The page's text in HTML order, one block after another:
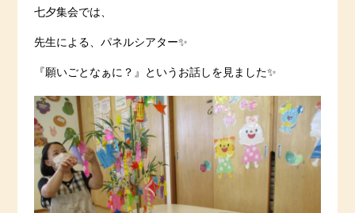
七夕集会では、
先生による、パネルシアター✨
『願いごとなぁに？』というお話しを見ました✨